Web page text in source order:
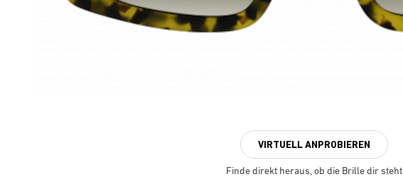
VIRTUELL ANPROBIEREN
Finde direkt heraus, ob die Brille dir steht